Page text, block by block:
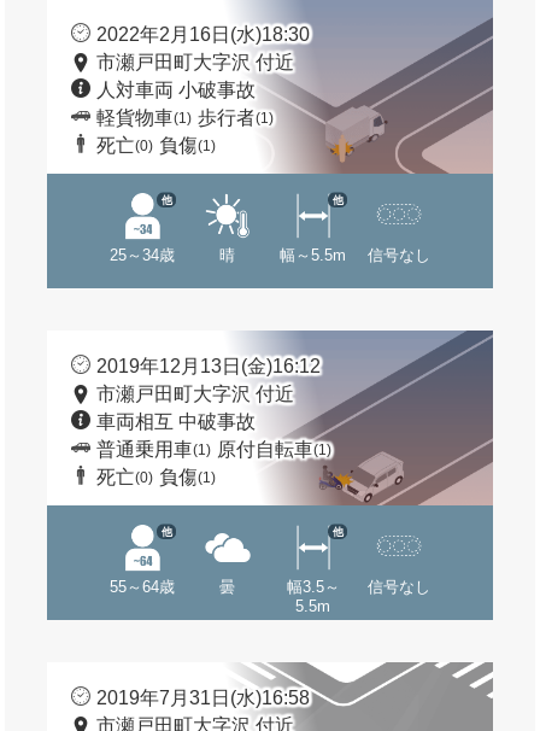
2022年2月16日(水)18:30
市瀬戸田町大字沢 付近
人対車両 小破事故
軽貨物車(1) 歩行者(1)
死亡(0) 負傷(1)
25～34歳
他
晴 幅～5.5m
他
信号なし
2019年12月13日(金)16:12
市瀬戸田町大字沢 付近
車両相互 中破事故
普通乗用車(1) 原付自転車(1)
死亡(0) 負傷(1)
55～64歳
他
曇
幅3.5～
5.5m
他
信号なし
2019年7月31日(水)16:58
市瀬戸田町大字沢 付近